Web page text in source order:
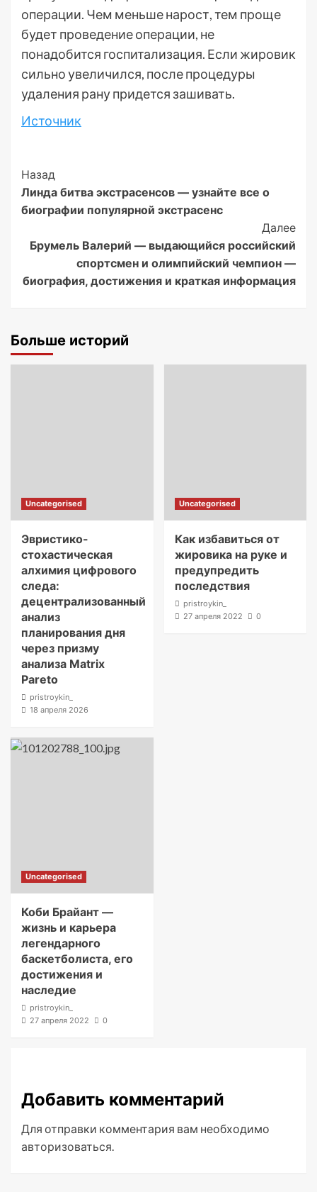
операции. Чем меньше нарост, тем проще
будет проведение операции, не
понадобится госпитализация. Если жировик
сильно увеличился, после процедуры
удаления рану придется зашивать.
Источник
Post
Navigation
Назад
Линда битва экстрасенсов — узнайте все о
биографии популярной экстрасенс
Далее
Брумель Валерий — выдающийся российский
спортсмен и олимпийский чемпион —
биография, достижения и краткая информация
Больше историй
Uncategorised
Эвристико-
стохастическая
алхимия цифрового
следа:
децентрализованный
анализ
планирования дня
через призму
анализа Matrix
Pareto
pristroykin_
18 апреля 2026
Uncategorised
Как избавиться от
жировика на руке и
предупредить
последствия
pristroykin_
27 апреля 2022
0
Uncategorised
Коби Брайант —
жизнь и карьера
легендарного
баскетболиста, его
достижения и
наследие
pristroykin_
27 апреля 2022
0
Добавить комментарий
Для отправки комментария вам необходимо
авторизоваться.